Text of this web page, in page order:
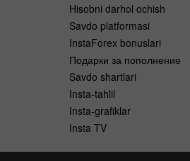
Hisobni darhol ochish
Savdo platformasi
InstaForex bonuslari
Подарки за пополнение
Savdo shartlari
Insta-tahlil
Insta-grafiklar
Insta TV